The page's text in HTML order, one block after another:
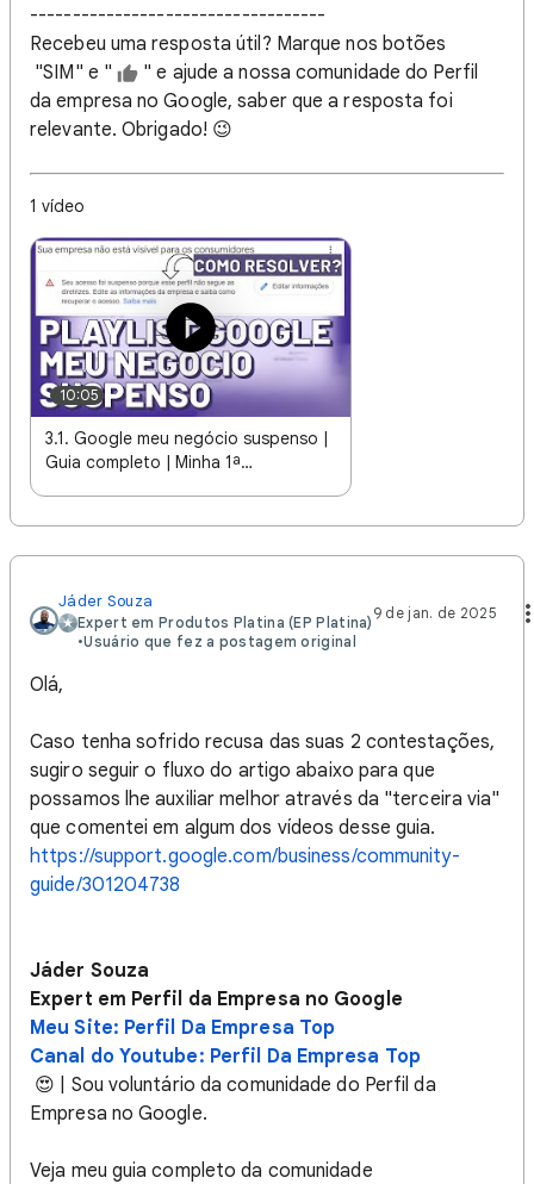
-----------------------------------
Recebeu uma resposta útil? Marque nos botões
"SIM" e "
" e ajude a nossa comunidade do Perfil
da empresa no Google, saber que a resposta foi
relevante. Obrigado! 😉
1 vídeo
10:05
3.1. Google meu negócio suspenso |
Guia completo | Minha 1ª
Jáder Souza
Expert em Produtos Platina (EP Platina)
•Usuário que fez a postagem original
9 de jan. de 2025
Olá,
Caso tenha sofrido recusa das suas 2 contestações,
sugiro seguir o fluxo do artigo abaixo para que
possamos lhe auxiliar melhor através da "terceira via"
que comentei em algum dos vídeos desse guia.
https://support.google.com/business/community-
guide/301204738
Jáder Souza
Expert em Perfil da Empresa no Google
Meu Site: Perfil Da Empresa Top
Canal do Youtube: Perfil Da Empresa Top
😍 | Sou voluntário da comunidade do Perfil da
Empresa no Google.
Veja meu guia completo da comunidade